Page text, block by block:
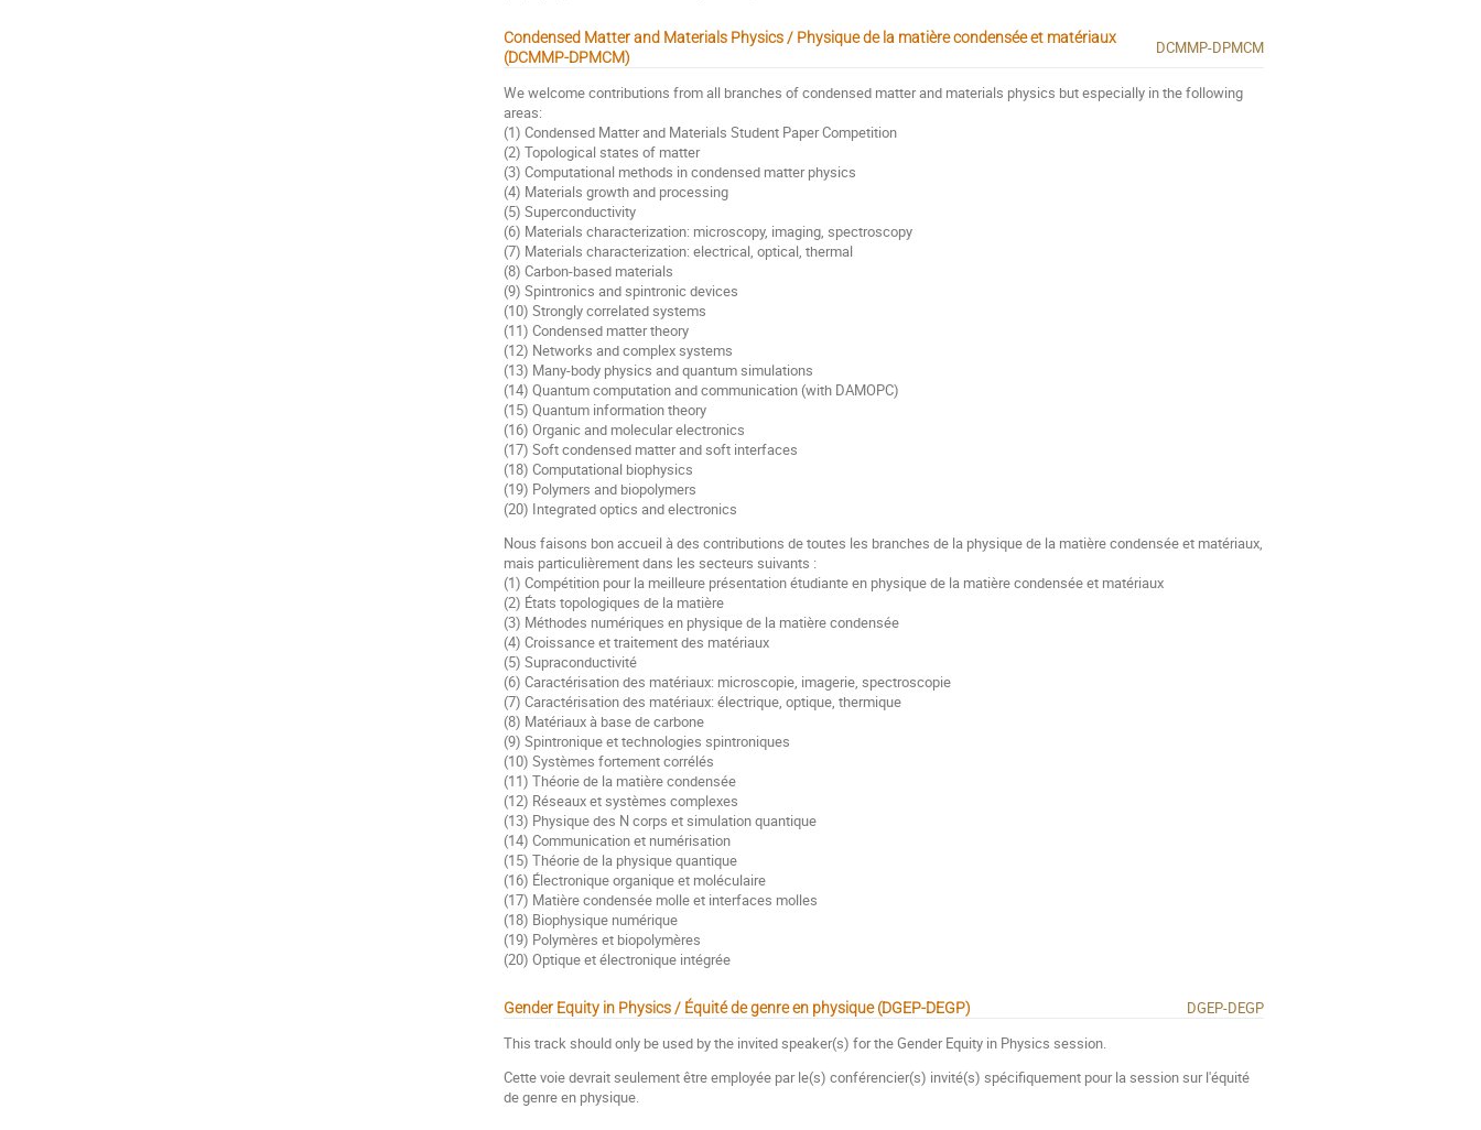
Condensed Matter and Materials Physics / Physique de la matière condensée et matériaux
(DCMMP-DPMCM)
DCMMP-DPMCM
We welcome contributions from all branches of condensed matter and materials physics but especially in the following
areas:
(1) Condensed Matter and Materials Student Paper Competition
(2) Topological states of matter
(3) Computational methods in condensed matter physics
(4) Materials growth and processing
(5) Superconductivity
(6) Materials characterization: microscopy, imaging, spectroscopy
(7) Materials characterization: electrical, optical, thermal
(8) Carbon-based materials
(9) Spintronics and spintronic devices
(10) Strongly correlated systems
(11) Condensed matter theory
(12) Networks and complex systems
(13) Many-body physics and quantum simulations
(14) Quantum computation and communication (with DAMOPC)
(15) Quantum information theory
(16) Organic and molecular electronics
(17) Soft condensed matter and soft interfaces
(18) Computational biophysics
(19) Polymers and biopolymers
(20) Integrated optics and electronics
Nous faisons bon accueil à des contributions de toutes les branches de la physique de la matière condensée et matériaux,
mais particulièrement dans les secteurs suivants :
(1) Compétition pour la meilleure présentation étudiante en physique de la matière condensée et matériaux
(2) États topologiques de la matière
(3) Méthodes numériques en physique de la matière condensée
(4) Croissance et traitement des matériaux
(5) Supraconductivité
(6) Caractérisation des matériaux: microscopie, imagerie, spectroscopie
(7) Caractérisation des matériaux: électrique, optique, thermique
(8) Matériaux à base de carbone
(9) Spintronique et technologies spintroniques
(10) Systèmes fortement corrélés
(11) Théorie de la matière condensée
(12) Réseaux et systèmes complexes
(13) Physique des N corps et simulation quantique
(14) Communication et numérisation
(15) Théorie de la physique quantique
(16) Électronique organique et moléculaire
(17) Matière condensée molle et interfaces molles
(18) Biophysique numérique
(19) Polymères et biopolymères
(20) Optique et électronique intégrée
Gender Equity in Physics / Équité de genre en physique (DGEP-DEGP)
DGEP-DEGP
This track should only be used by the invited speaker(s) for the Gender Equity in Physics session.
Cette voie devrait seulement être employée par le(s) conférencier(s) invité(s) spécifiquement pour la session sur l'équité
de genre en physique.